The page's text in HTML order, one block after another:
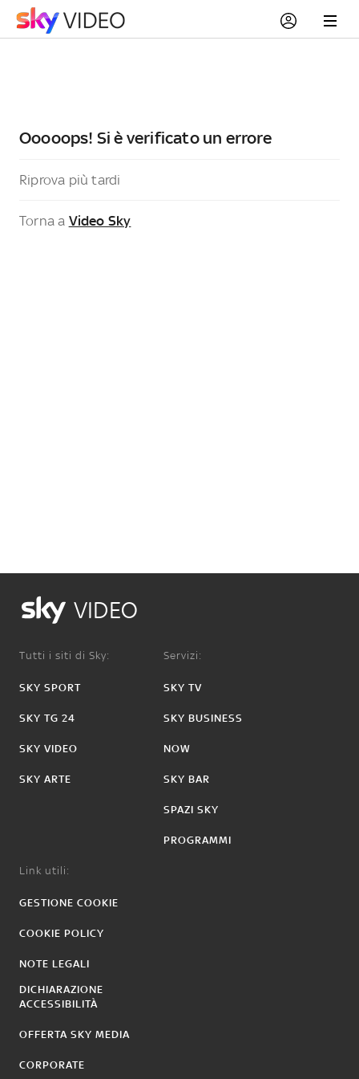
Ooooops! Si è verificato un errore
Riprova più tardi
Torna a Video Sky
VIDEO
Tutti i siti di Sky:
SKY SPORT
SKY TG 24
SKY VIDEO
SKY ARTE
Servizi:
SKY TV
SKY BUSINESS
NOW
SKY BAR
SPAZI SKY
PROGRAMMI
Link utili:
GESTIONE COOKIE
COOKIE POLICY
NOTE LEGALI
DICHIARAZIONE
ACCESSIBILITÀ
OFFERTA SKY MEDIA
CORPORATE